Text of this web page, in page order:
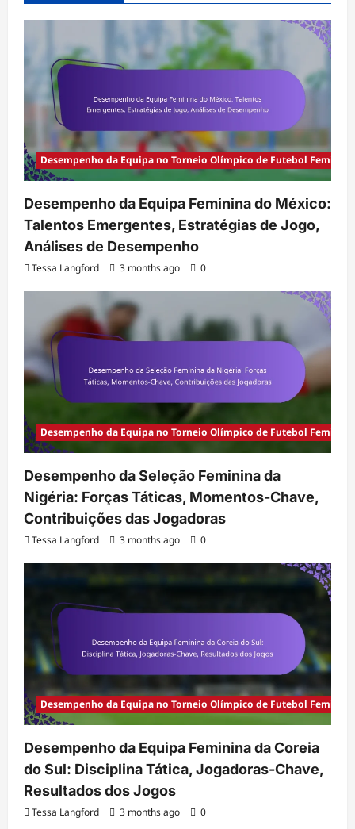
Desempenho da Equipa no Torneio Olímpico de Futebol Feminino
Desempenho da Equipa Feminina do México:
Talentos Emergentes, Estratégias de Jogo,
Análises de Desempenho
Tessa Langford 3 months ago 0
Desempenho da Equipa no Torneio Olímpico de Futebol Feminino
Desempenho da Seleção Feminina da
Nigéria: Forças Táticas, Momentos-Chave,
Contribuições das Jogadoras
Tessa Langford 3 months ago 0
Desempenho da Equipa no Torneio Olímpico de Futebol Feminino
Desempenho da Equipa Feminina da Coreia
do Sul: Disciplina Tática, Jogadoras-Chave,
Resultados dos Jogos
Tessa Langford 3 months ago 0